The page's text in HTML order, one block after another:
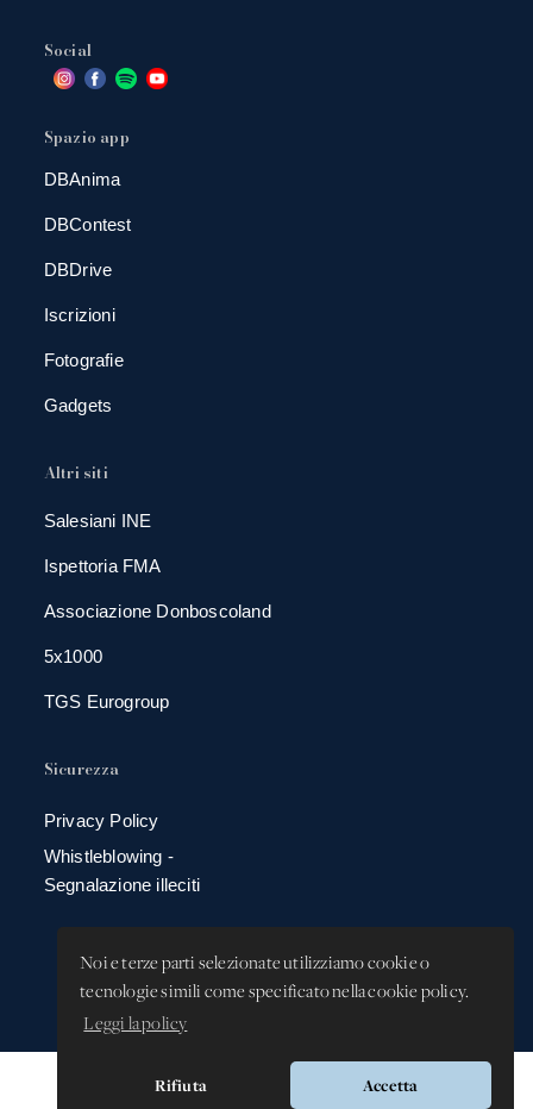
Noi e terze parti selezionate utilizziamo cookie o
tecnologie simili come specificato nella cookie policy.
Leggi la policy
Rifiuta Accetta
Social
Spazio app
DBAnima
DBContest
DBDrive
Iscrizioni
Fotografie
Gadgets
Altri siti
Salesiani INE
Ispettoria FMA
Associazione Donboscoland
5x1000
TGS Eurogroup
Sicurezza
Privacy Policy
Whistleblowing -
Segnalazione illeciti